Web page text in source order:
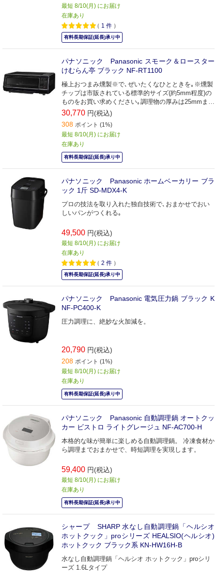
最短 8/10(月) にお届け
在庫あり
（ 1 件 ）
有料長期保証(延長)承り中
パナソニック Panasonic スモーク＆ロースター
けむらん亭 ブラック NF-RT1100
極上おつまみ燻製※で､ぜいたくなひとときを｡※燻製
チップは市販されている標準的サイズ(約5mm程度)の
ものをお買い求めください｡調理物の厚みは25mmまで
です｡また､本機器は熱燻専用です｡
30,770 円(税込)
308 ポイント (1%)
最短 8/10(月) にお届け
在庫あり
有料長期保証(延長)承り中
パナソニック Panasonic ホームベーカリー ブラ
ック 1斤 SD-MDX4-K
プロの技法を取り入れた独自技術で､おまかせでおい
しいパンがつくれる｡
49,500 円(税込)
最短 8/10(月) にお届け
在庫あり
（ 2 件 ）
有料長期保証(延長)承り中
パナソニック Panasonic 電気圧力鍋 ブラック K
NF-PC400-K
圧力調理に、絶妙な火加減を。
20,790 円(税込)
208 ポイント (1%)
最短 8/10(月) にお届け
在庫あり
有料長期保証(延長)承り中
パナソニック Panasonic 自動調理鍋 オートクッ
カー ビストロ ライトグレージュ NF-AC700-H
本格的な味が簡単に楽しめる自動調理鍋。 冷凍食材か
ら調理までおまかせで、時短調理を実現します。
59,400 円(税込)
最短 8/10(月) にお届け
在庫あり
有料長期保証(延長)承り中
シャープ SHARP 水なし自動調理鍋「ヘルシオ
ホットクック」proシリーズ HEALSIO(ヘルシオ)
ホットクック ブラック系 KN-HW16H-B
水なし自動調理鍋「ヘルシオ ホットクック」proシリ
ーズ 1.6Lタイプ